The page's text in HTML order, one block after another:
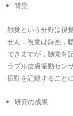
背景
触覚という分野は視
せん．視覚は録画，
できますが，触覚を
ラブル皮膚振動セン
振動を記録すること
研究の成果